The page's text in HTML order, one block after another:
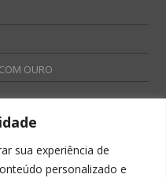
sua experiência de
personalizado e
OURO